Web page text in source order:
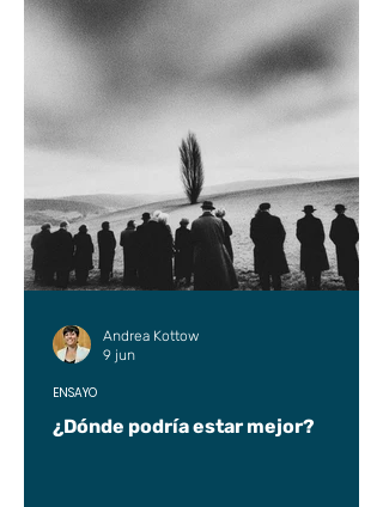
¿Dónde podría estar mejor?
ENSAYO
Andrea Kottow
9 jun